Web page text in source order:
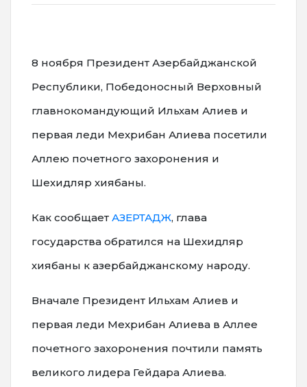
8 ноября Президент Азербайджанской
Республики, Победоносный Верховный
главнокомандующий Ильхам Алиев и
первая леди Мехрибан Алиева посетили
Аллею почетного захоронения и
Шехидляр хиябаны.
Как сообщает АЗЕРТАДЖ, глава
государства обратился на Шехидляр
хиябаны к азербайджанскому народу.
Вначале Президент Ильхам Алиев и
первая леди Мехрибан Алиева в Аллее
почетного захоронения почтили память
великого лидера Гейдара Алиева.